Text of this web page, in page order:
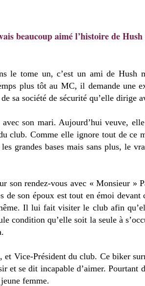
beaucoup aimé l’histoire de
le tome un, c’est un ami de
plus tôt au MC, il demande une
sa société de sécurité qu’elle dirige
son mari. Aujourd’hui veuve,
club. Comme elle ignore tout de ce
grandes bases mais sans plus, le
rendez-vous avec « Monsieur »
son époux est tout en émoi
Il lui fait visiter le club afin
condition qu’elle soit la seule à
Vice-Président du club. Ce biker
et se dit incapable d’aimer.
femme.